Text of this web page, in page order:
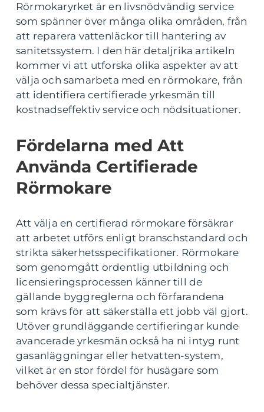
Rörmokaryrket är en livsnödvändig service
som spänner över många olika områden, från
att reparera vattenläckor till hantering av
sanitetssystem. I den här detaljrika artikeln
kommer vi att utforska olika aspekter av att
välja och samarbeta med en rörmokare, från
att identifiera certifierade yrkesmän till
kostnadseffektiv service och nödsituationer.
Fördelarna med Att
Använda Certifierade
Rörmokare
Att välja en certifierad rörmokare försäkrar
att arbetet utförs enligt branschstandard och
strikta säkerhetsspecifikationer. Rörmokare
som genomgått ordentlig utbildning och
licensieringsprocessen känner till de
gällande byggreglerna och förfarandena
som krävs för att säkerställa ett jobb väl gjort.
Utöver grundläggande certifieringar kunde
avancerade yrkesmän också ha ni intyg runt
gasanläggningar eller hetvatten-system,
vilket är en stor fördel för husägare som
behöver dessa specialtjänster.